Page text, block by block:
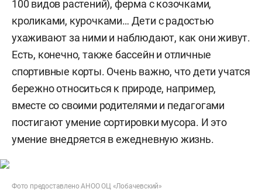
100 видов растений), ферма с козочками,
кроликами, курочками… Дети с радостью
ухаживают за ними и наблюдают, как они живут.
Есть, конечно, также бассейн и отличные
спортивные корты. Очень важно, что дети учатся
бережно относиться к природе, например,
вместе со своими родителями и педагогами
постигают умение сортировки мусора. И это
умение внедряется в ежедневную жизнь.
Фото предоставлено АНОО ОЦ «Лобачевский»